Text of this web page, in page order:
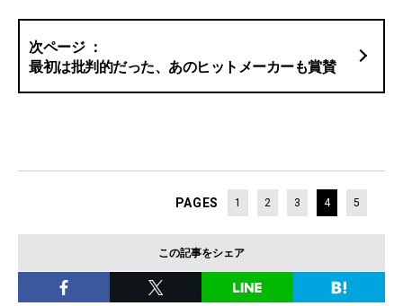
最初は批判的だった、あのヒットメーカーも賞賛
PAGES 1 2 3 4 5
この記事をシェア